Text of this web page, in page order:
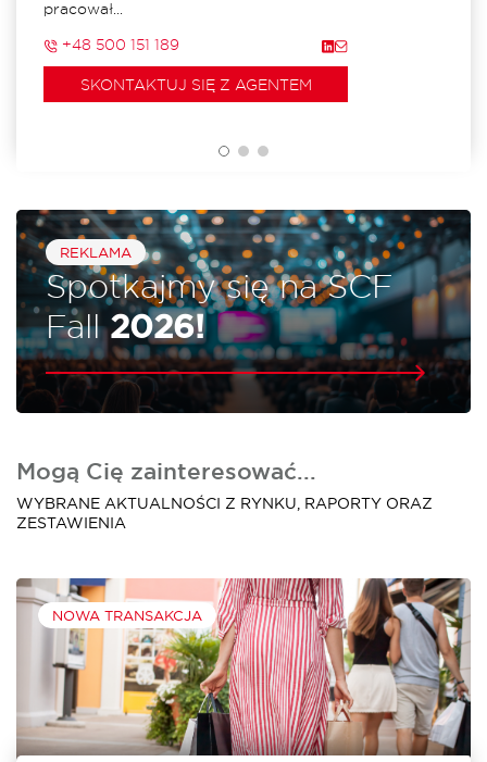
pracował...
+48 500 151 189
SKONTAKTUJ SIĘ Z AGENTEM
REKLAMA
Spotkajmy się na SCF
Fall2026!
Mogą Cię zainteresować...
WYBRANE AKTUALNOŚCI Z RYNKU, RAPORTY ORAZ
ZESTAWIENIA
NOWA TRANSAKCJA